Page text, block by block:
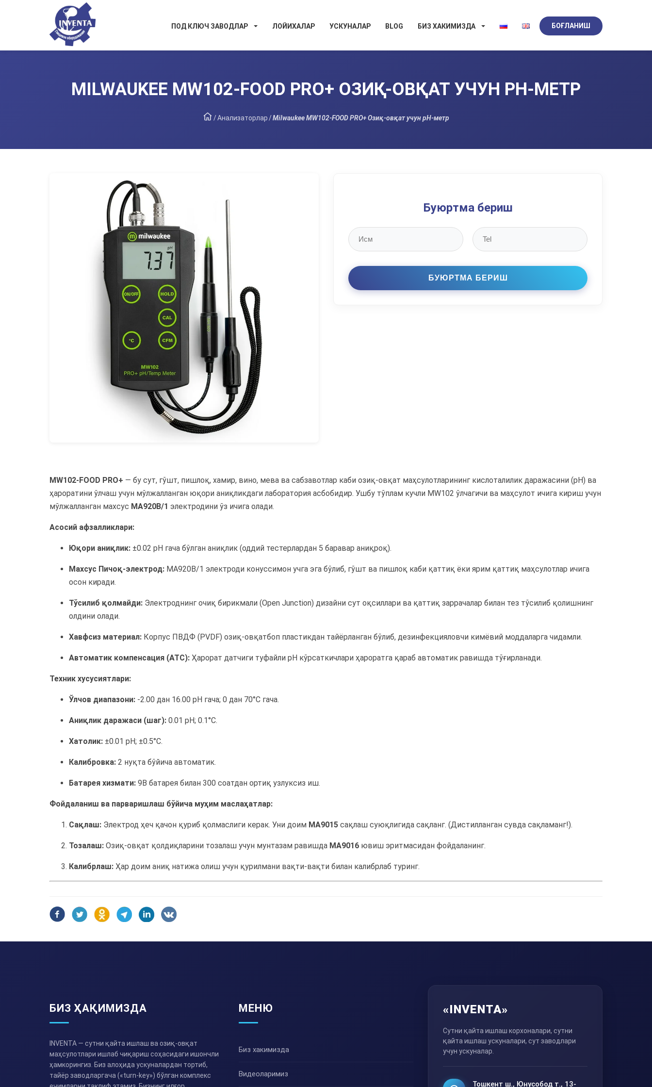
ПОД КЛЮЧ ЗАВОДЛАР ЛОЙИХАЛАР УСКУНАЛАР BLOG БИЗ ХАКИМИЗДА БОҒЛАНИШ
MILWAUKEE MW102-FOOD PRO+ ОЗИҚ-ОВҚАТ УЧУН PH-МЕТР
/Анализаторлар/Milwaukee MW102-FOOD PRO+ Озиқ-овқат учун pH-метр
Буюртма бериш
MW102-FOOD PRO+ — бу сут, гўшт, пишлоқ, хамир, вино, мева ва сабзавотлар каби озиқ-овқат маҳсулотларининг кислоталилик даражасини (pH) ва
ҳароратини ўлчаш учун мўлжалланган юқори аниқликдаги лаборатория асбобидир. Ушбу тўплам кучли MW102 ўлчагичи ва маҳсулот ичига кириш учун
мўлжалланган махсус MA920B/1 электродини ўз ичига олади.
Асосий афзалликлари:
Юқори аниқлик: ±0.02 pH гача бўлган аниқлик (оддий тестерлардан 5 баравар аниқроқ).
Махсус Пичоқ-электрод: MA920B/1 электроди конуссимон учга эга бўлиб, гўшт ва пишлоқ каби қаттиқ ёки ярим қаттиқ маҳсулотлар ичига
осон киради.
Тўсилиб қолмайди: Электроднинг очиқ бирикмали (Open Junction) дизайни сут оқсиллари ва қаттиқ заррачалар билан тез тўсилиб қолишнинг
олдини олади.
Хавфсиз материал: Корпус ПВДФ (PVDF) озиқ-овқатбоп пластикдан тайёрланган бўлиб, дезинфекцияловчи кимёвий моддаларга чидамли.
Автоматик компенсация (ATC): Ҳарорат датчиги туфайли pH кўрсаткичлари ҳароратга қараб автоматик равишда тўғирланади.
Техник хусусиятлари:
Ўлчов диапазони: -2.00 дан 16.00 pH гача; 0 дан 70°C гача.
Аниқлик даражаси (шаг): 0.01 pH; 0.1°C.
Хатолик: ±0.01 pH; ±0.5°C.
Калибровка: 2 нуқта бўйича автоматик.
Батарея хизмати: 9В батарея билан 300 соатдан ортиқ узлуксиз иш.
Фойдаланиш ва парваришлаш бўйича муҳим маслаҳатлар:
Сақлаш: Электрод ҳеч қачон қуриб қолмаслиги керак. Уни доим MA9015 сақлаш суюқлигида сақланг. (Дистилланган сувда сақламанг!).
Тозалаш: Озиқ-овқат қолдиқларини тозалаш учун мунтазам равишда MA9016 ювиш эритмасидан фойдаланинг.
Калибрлаш: Ҳар доим аниқ натижа олиш учун қурилмани вақти-вақти билан калибрлаб туринг.
БИЗ ҲАҚИМИЗДА
INVENTA — сутни қайта ишлаш ва озиқ-овқат
маҳсулотлари ишлаб чиқариш соҳасидаги ишончли
ҳамкорингиз. Биз алоҳида ускуналардан тортиб,
тайёр заводларгача («turn-key») бўлган комплекс
МЕНЮ
Биз хакимизда
Видеоларимиз
«INVENTA»
Сутни қайта ишлаш корхоналари, сутни
қайта ишлаш ускуналари, сут заводлари
учун ускуналар.
Тошкент ш., Юнусобод т., 13-